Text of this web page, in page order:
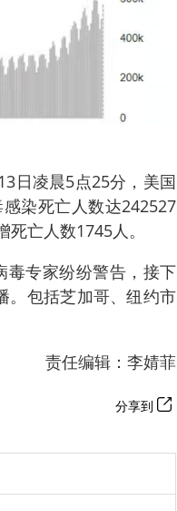
日凌晨5点25分，美国
染死亡人数达242527
亡人数1745人。
毒专家纷纷警告，接下
。包括芝加哥、纽约市
责任编辑：李婧菲
分享到